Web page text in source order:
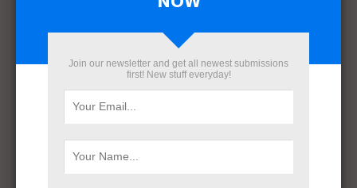
المصري القاهرة، 25 سبتمبر 2025: شهدت فعاليات اليوم الثاني...
Join our newsletter and get all newest submissions
first! New stuff everyday!